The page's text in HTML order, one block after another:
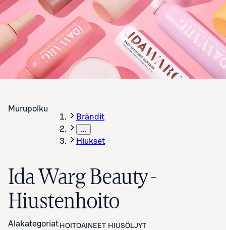
Murupolku
Brändit
Hiukset
Ida Warg Beauty -
Hiustenhoito
Alakategoriat HOITOAINEET HIUSÖLJYT